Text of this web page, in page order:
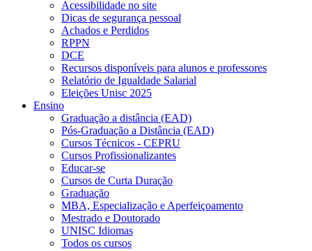
Acessibilidade no site
Dicas de segurança pessoal
Achados e Perdidos
RPPN
DCE
Recursos disponíveis para alunos e professores
Relatório de Igualdade Salarial
Eleições Unisc 2025
Ensino
Graduação a distância (EAD)
Pós-Graduação a Distância (EAD)
Cursos Técnicos - CEPRU
Cursos Profissionalizantes
Educar-se
Cursos de Curta Duração
Graduação
MBA, Especialização e Aperfeiçoamento
Mestrado e Doutorado
UNISC Idiomas
Todos os cursos